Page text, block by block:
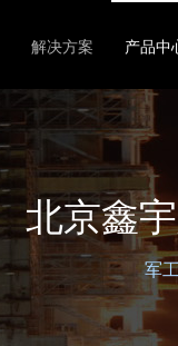
解决方案 产品中
北京鑫
军